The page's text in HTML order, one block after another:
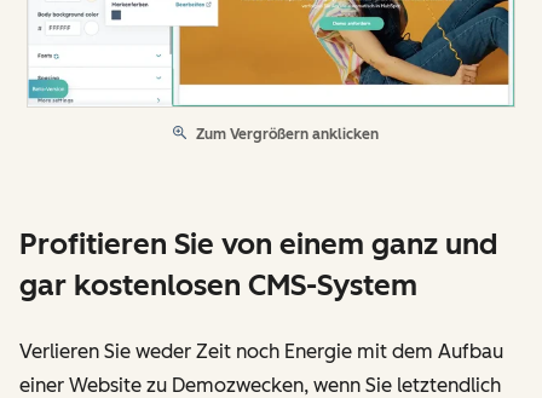
Zum Vergrößern anklicken
Profitieren Sie von einem ganz und
gar kostenlosen CMS-System
Verlieren Sie weder Zeit noch Energie mit dem Aufbau
einer Website zu Demozwecken, wenn Sie letztendlich